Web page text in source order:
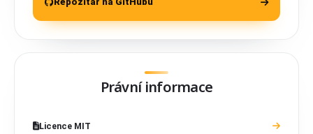
Právní informace
Licence MIT